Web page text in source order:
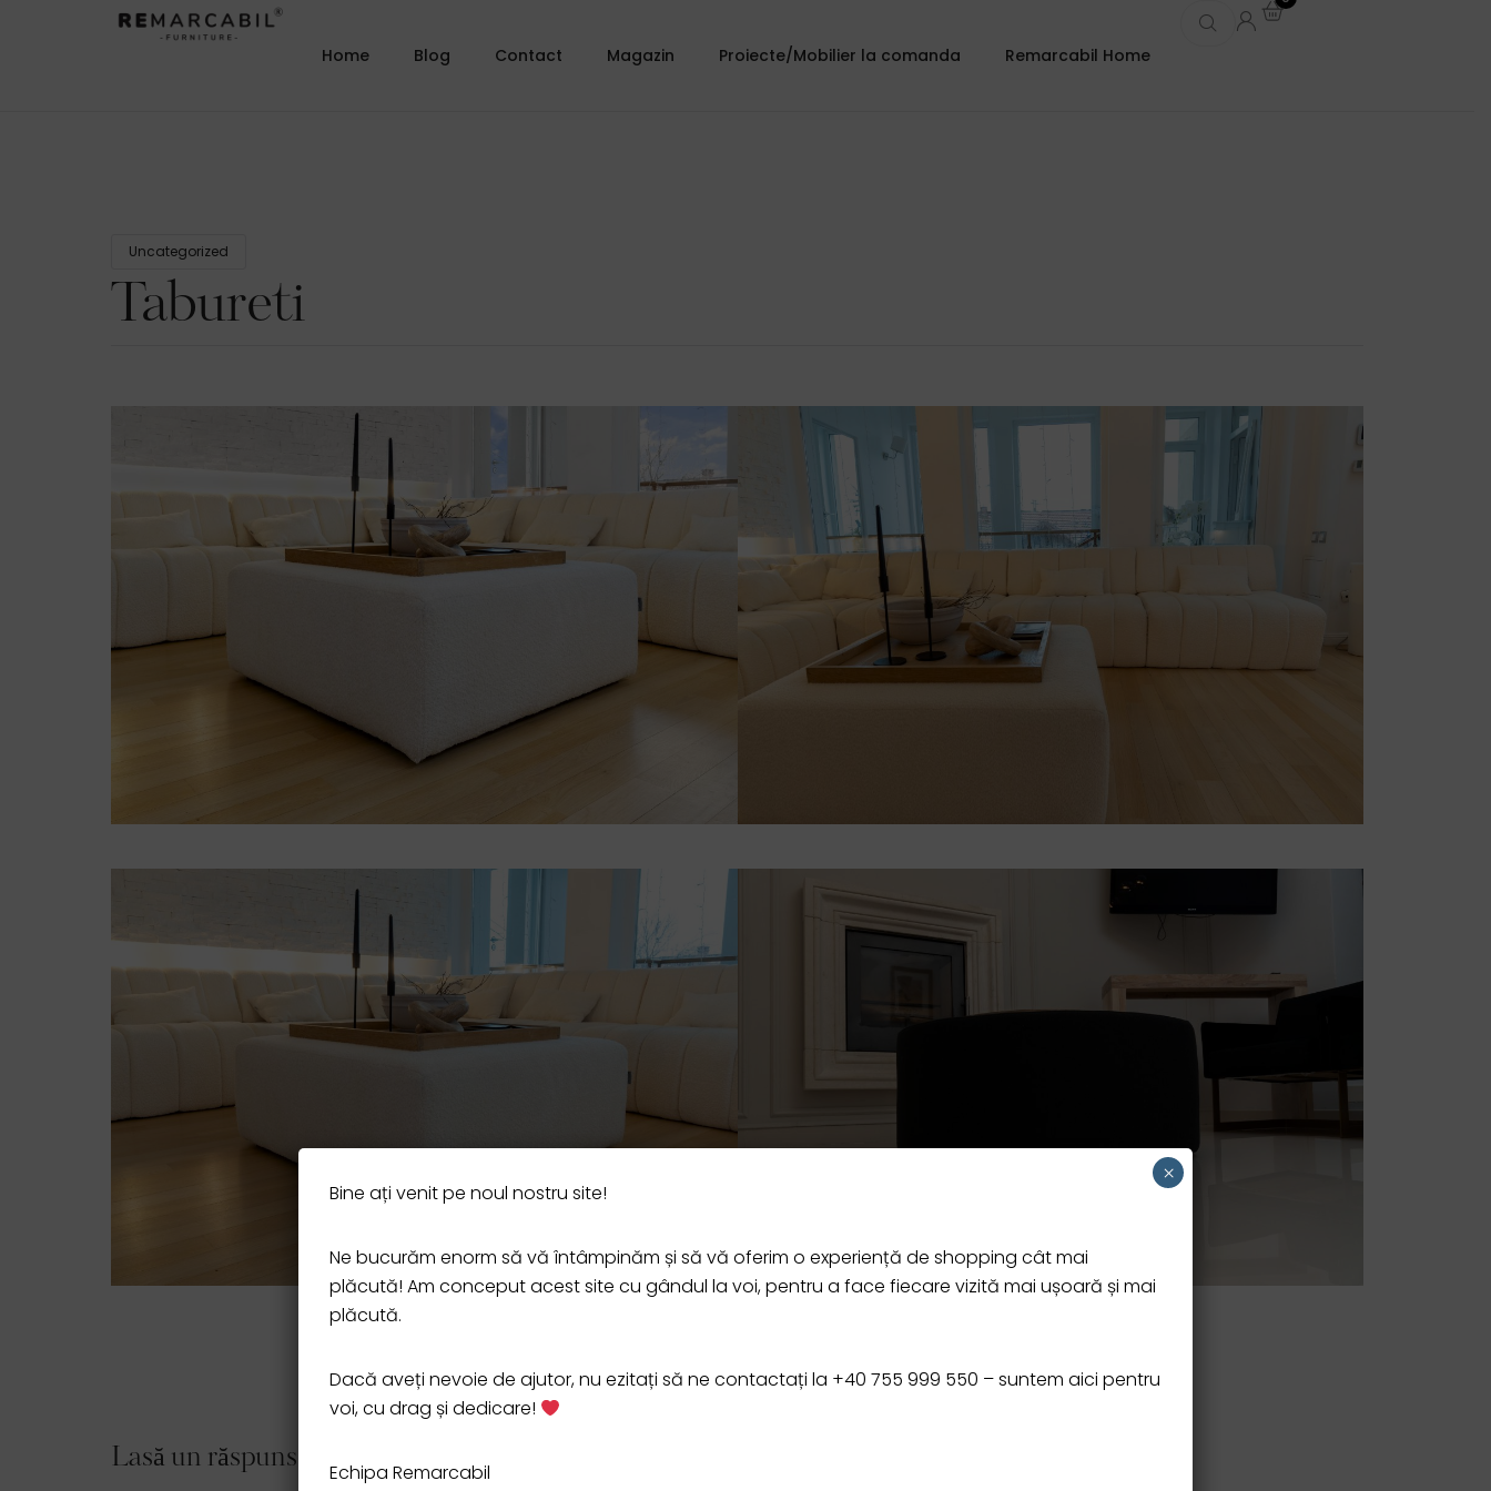
Home Blog Contact Magazin Proiecte/Mobilier la comanda Remarcabil Home
Uncategorized
Tabureti
Lasă un răspuns
Bine ați venit pe noul nostru site!
Ne bucurăm enorm să vă întâmpinăm și să vă oferim o experiență de shopping cât mai
plăcută! Am conceput acest site cu gândul la voi, pentru a face fiecare vizită mai ușoară și mai
plăcută.
Dacă aveți nevoie de ajutor, nu ezitați să ne contactați la +40 755 999 550 – suntem aici pentru
voi, cu drag și dedicare!
Echipa Remarcabil
×